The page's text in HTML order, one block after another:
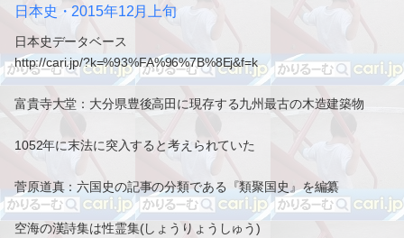
日本史・2015年12月上旬
日本史データベース
http://cari.jp/?k=%93%FA%96%7B%8Ej&f=k
富貴寺大堂：大分県豊後高田に現存する九州最古の木造建築物
1052年に末法に突入すると考えられていた
菅原道真：六国史の記事の分類である『類聚国史』を編纂
空海の漢詩集は性霊集(しょうりょうしゅう)